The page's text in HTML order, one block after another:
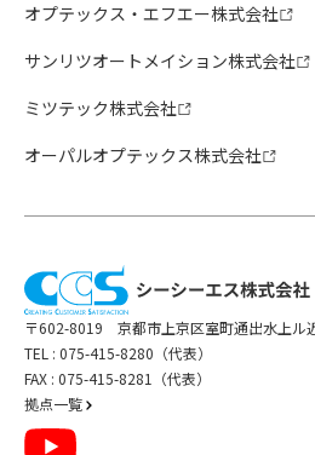
オプテックス・エフエー株式会社
サンリツオートメイション株式会社
ミツテック株式会社
オーパルオプテックス株式会社
〒602-8019 京都市上京区室町通出水上ル
TEL : 075-415-8280（代表）
FAX : 075-415-8281（代表）
拠点一覧